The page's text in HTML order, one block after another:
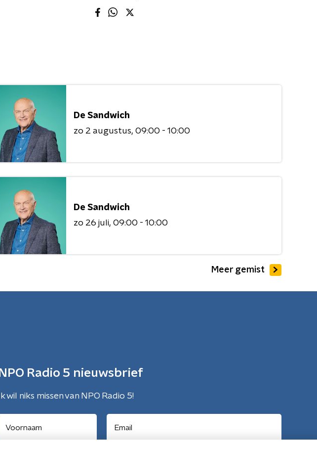
De Sandwich
zo 2 augustus 09:00 - 10:00
De Sandwich
zo 26 juli 09:00 - 10:00
Meer gemist
NPO Radio 5 nieuwsbrief
Ik wil niks missen van NPO Radio 5!